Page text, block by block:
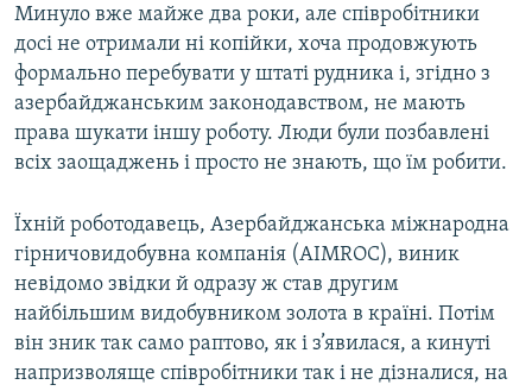
Минуло вже майже два роки, але співробітники
досі не отримали ні копійки, хоча продовжують
формально перебувати у штаті рудника і, згідно з
азербайджанським законодавством, не мають
права шукати іншу роботу. Люди були позбавлені
всіх заощаджень і просто не знають, що їм робити.
Їхній роботодавець, Азербайджанська міжнародна
гірничовидобувна компанія (AIMROC), виник
невідомо звідки й одразу ж став другим
найбільшим видобувником золота в країні. Потім
він зник так само раптово, як і з’явилася, а кинуті
напризволяще співробітники так і не дізналися, на